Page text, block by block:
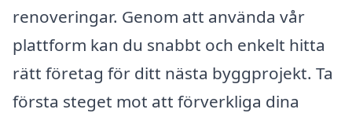
renoveringar. Genom att använda vår
plattform kan du snabbt och enkelt hitta
rätt företag för ditt nästa byggprojekt. Ta
första steget mot att förverkliga dina